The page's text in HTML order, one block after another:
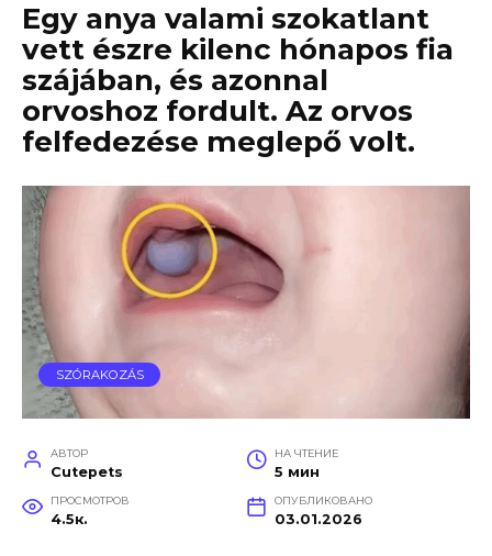
Egy anya valami szokatlant
vett észre kilenc hónapos fia
szájában, és azonnal
orvoshoz fordult. Az orvos
felfedezése meglepő volt.
SZÓRAKOZÁS
АВТОР
Cutepets
НА ЧТЕНИЕ
5 мин
ПРОСМОТРОВ
4.5к.
ОПУБЛИКОВАНО
03.01.2026